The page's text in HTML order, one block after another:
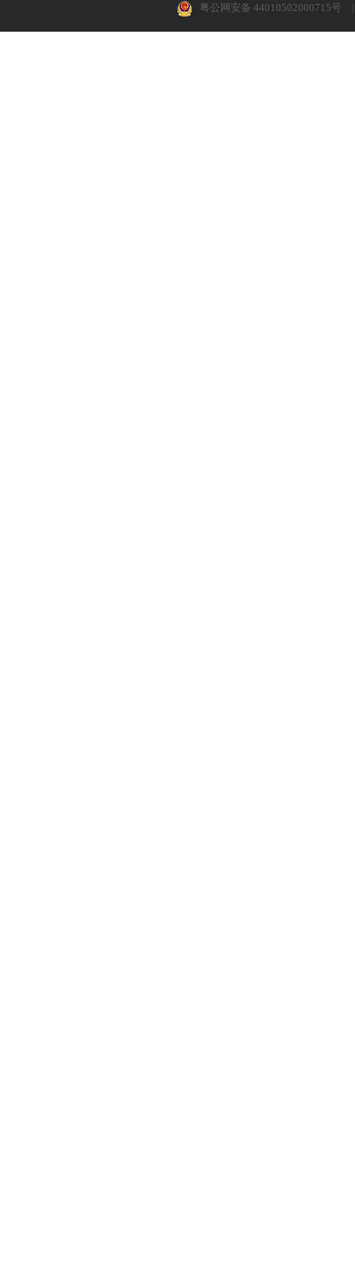
粤公网安备 44010502000715号 |